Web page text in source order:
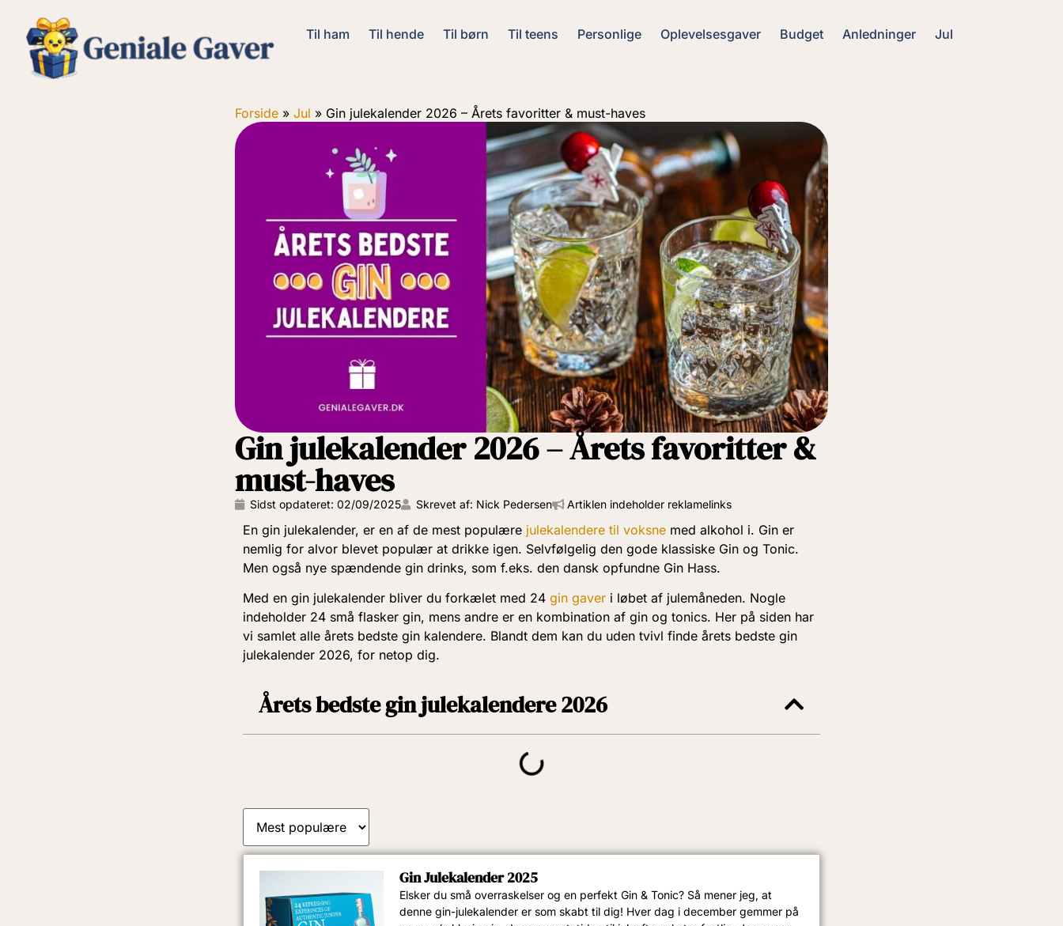
Til ham Til hende Til børn Til teens Personlige Oplevelsesgaver Budget Anledninger Jul
Forside » Jul » Gin julekalender 2026 – Årets favoritter & must-haves
Gin julekalender 2026 – Årets favoritter &
must-haves
Sidst opdateret: 02/09/2025 Skrevet af: Nick Pedersen Artiklen indeholder reklamelinks
En gin julekalender, er en af de mest populære julekalendere til voksne med alkohol i. Gin er
nemlig for alvor blevet populær at drikke igen. Selvfølgelig den gode klassiske Gin og Tonic.
Men også nye spændende gin drinks, som f.eks. den dansk opfundne Gin Hass.
Med en gin julekalender bliver du forkælet med 24 gin gaver i løbet af julemåneden. Nogle
indeholder 24 små flasker gin, mens andre er en kombination af gin og tonics. Her på siden har
vi samlet alle årets bedste gin kalendere. Blandt dem kan du uden tvivl finde årets bedste gin
julekalender 2026, for netop dig.
Årets bedste gin julekalendere 2026​
Gin Julekalender 2025
Elsker du små overraskelser og en perfekt Gin & Tonic? Så mener jeg, at
denne gin-julekalender er som skabt til dig! Hver dag i december gemmer på